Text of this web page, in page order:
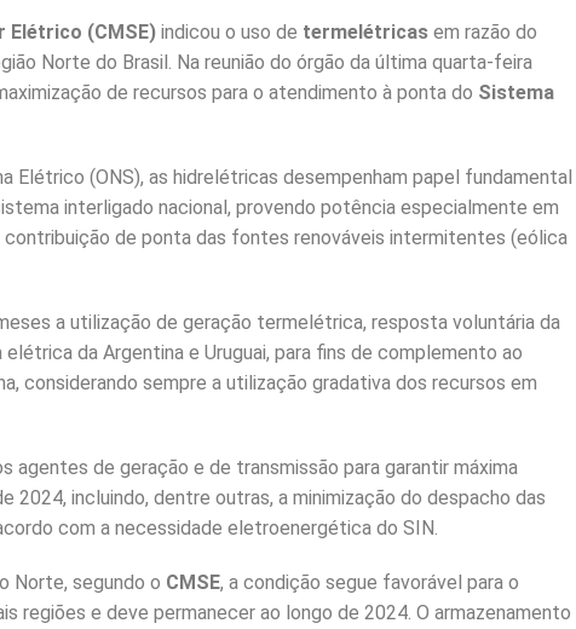
Elétrico (CMSE) indicou o uso de termelétricas em razão do
Norte do Brasil. Na reunião do órgão da última quarta-feira
de recursos para o atendimento à ponta do Sistema
Elétrico (ONS), as hidrelétricas desempenham papel fundamental
interligado nacional, provendo potência especialmente em
contribuição de ponta das fontes renováveis intermitentes (eólica
a utilização de geração termelétrica, resposta voluntária da
da Argentina e Uruguai, para fins de complemento ao
considerando sempre a utilização gradativa dos recursos em
agentes de geração e de transmissão para garantir máxima
2024, incluindo, dentre outras, a minimização do despacho das
com a necessidade eletroenergética do SIN.
Norte, segundo o CMSE, a condição segue favorável para o
regiões e deve permanecer ao longo de 2024. O armazenamento